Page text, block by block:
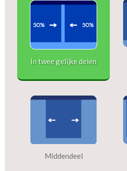
In twee gelijke delen
Middendeel